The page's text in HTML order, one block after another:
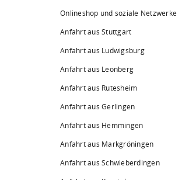
Onlineshop und soziale Netzwerke
Anfahrt aus Stuttgart
Anfahrt aus Ludwigsburg
Anfahrt aus Leonberg
Anfahrt aus Rutesheim
Anfahrt aus Gerlingen
Anfahrt aus Hemmingen
Anfahrt aus Markgröningen
Anfahrt aus Schwieberdingen